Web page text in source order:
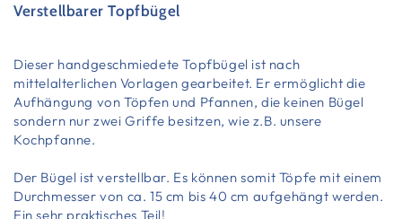
Verstellbarer Topfbügel
Dieser handgeschmiedete Topfbügel ist nach
mittelalterlichen Vorlagen gearbeitet. Er ermöglicht die
Aufhängung von Töpfen und Pfannen, die keinen Bügel
sondern nur zwei Griffe besitzen, wie z.B. unsere
Kochpfanne.
Der Bügel ist verstellbar. Es können somit Töpfe mit einem
Durchmesser von ca. 15 cm bis 40 cm aufgehängt werden.
Ein sehr praktisches Teil!